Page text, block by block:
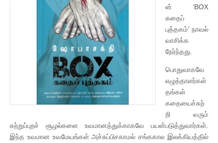
ன் ‘BOX
கதைப்
புத்தகம்’ நாவல்
வாசிக்க
நேர்ந்தது.
பொதுவாகவே
எழுத்தாளர்கள்
தங்கள்
கதையைச்சுற்
றி வரும்
சுற்றுப்புறச் சூழல்களை உவமானத்துக்காகவே பயன்படுத்துவார்கள்.
இந்த உவமான உவமேயங்கள் அச்சுப்பிசகாமல் சங்ககால இலக்கியத்தில்